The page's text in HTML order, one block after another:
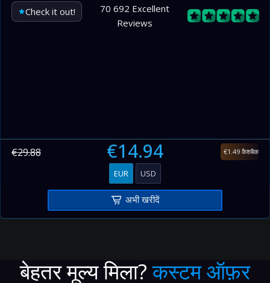
Check it out!
70 692 Excellent
Reviews
€29.88 €14.94 €1.49 कैशबैक
EUR USD
अभी खरीदें
बेहतर मूल्य मिला?कस्टम ऑफ़र